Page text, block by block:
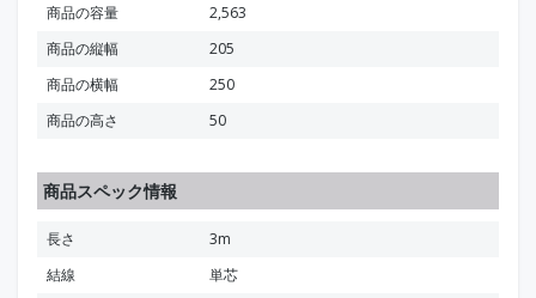
商品の容量
2,563
商品の縦幅
205
商品の横幅
250
商品の高さ
50
商品スペック情報
長さ
3m
結線
単芯